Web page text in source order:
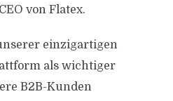
von Flatex.
einzigartigen
als wichtiger
B2B-Kunden